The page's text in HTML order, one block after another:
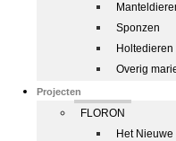
Sponzen
Holtedieren
Overig
Projecten
FLORON
Het Nieuwe